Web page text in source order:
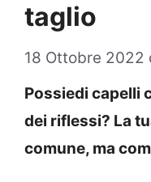
taglio
18 Ottobre 2022
Possiedi capelli
dei riflessi? La
comune, ma